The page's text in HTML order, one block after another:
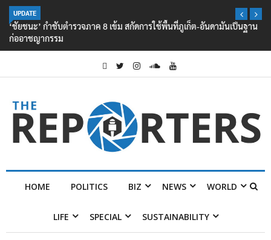
UPDATE
‘ชัยชนะ’ กำชับตำรวจภาค 8 เข้ม สกัดการใช้พื้นที่ภูเก็ต-อันดามันเป็นฐาน
ก่ออาชญากรรม
HOME POLITICS BIZ NEWS WORLD
LIFE SPECIAL SUSTAINABILITY